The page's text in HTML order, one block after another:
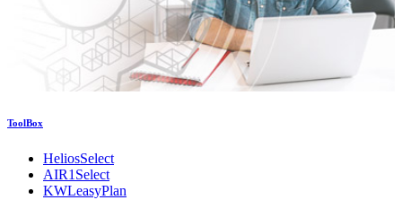
ToolBox
HeliosSelect
AIR1Select
KWLeasyPlan